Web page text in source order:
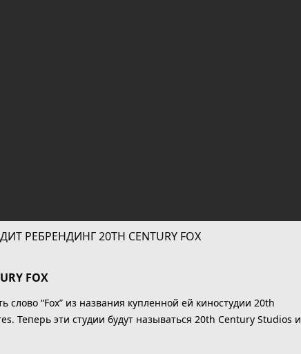
FOX
“Fox” из названия купленной ей киностудии 20th
Теперь эти студии будут называться 20th Century Studios и